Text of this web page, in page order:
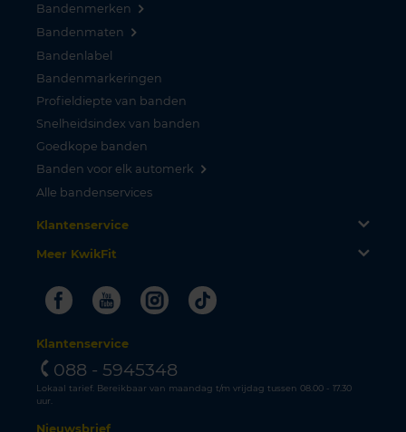
Bandenmerken
Bandenmaten
Bandenlabel
Bandenmarkeringen
Profieldiepte van banden
Snelheidsindex van banden
Goedkope banden
Banden voor elk automerk
Alle bandenservices
Klantenservice
Meer KwikFit
FacebookYoutubeInstagram
Tiktok
Klantenservice
088 - 5945348
Lokaal tarief. Bereikbaar van maandag t/m vrijdag tussen 08.00 - 17.30
uur.
Nieuwsbrief